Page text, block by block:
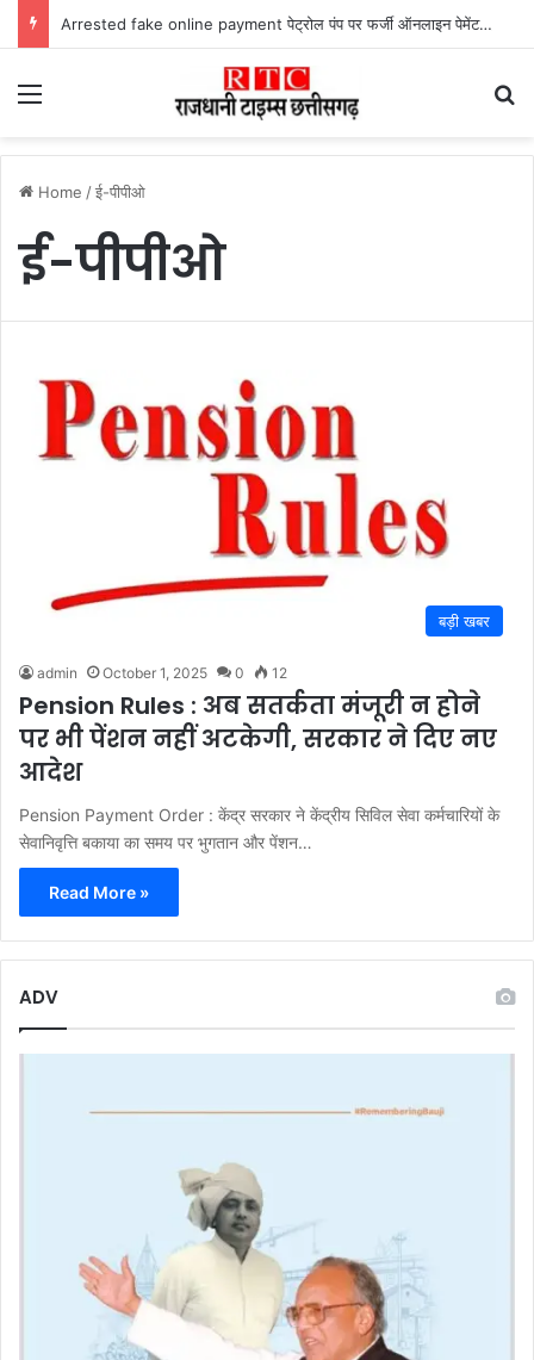
Arrested fake online payment पेट्रोल पंप पर फर्जी ऑनलाइन पेमेंट दिखाकर ठगी करने वाला युवक गिरफ्तार
Menu
Home /ई-पीपीओ
ई-पीपीओ
बड़ी खबर
admin October 1, 2025 0 12
Pension Rules : अब सतर्कता मंजूरी न होने
पर भी पेंशन नहीं अटकेगी, सरकार ने दिए नए
आदेश
Pension Payment Order : केंद्र सरकार ने केंद्रीय सिविल सेवा कर्मचारियों के
सेवानिवृत्ति बकाया का समय पर भुगतान और पेंशन…
Read More »
ADV